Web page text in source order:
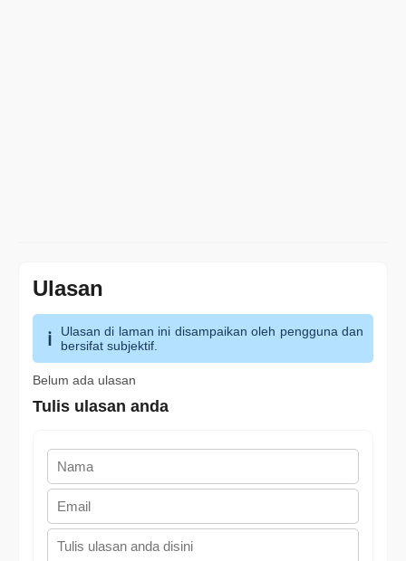
Ulasan
Ulasan di laman ini disampaikan oleh pengguna dan
bersifat subjektif.
Belum ada ulasan
Tulis ulasan anda